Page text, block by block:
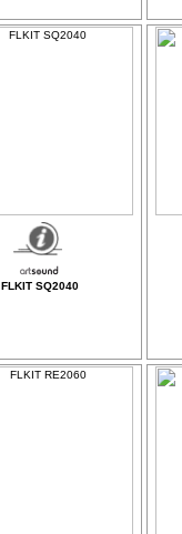
FLKIT SQ2040